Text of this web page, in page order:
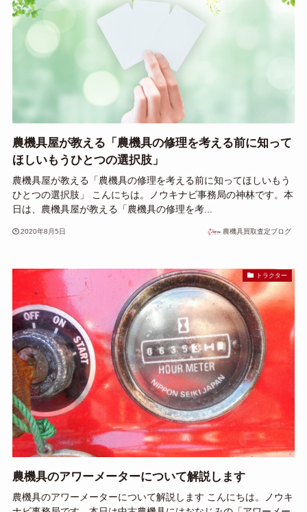
農機具屋が教える「農機具の修理を考える前に知って
ほしいもうひとつの選択肢」
農機具屋が教える「農機具の修理を考える前に知ってほしいもう
ひとつの選択肢」 こんにちは。ノウキナビ事務局の神林です。本
日は、農機具屋が教える「農機具の修理を考...
2020年8月5日 農機具買取査定ブログ
トラクター
農機具のアワーメーターについて解説します
農機具のアワーメーターについて解説します こんにちは。ノウキ